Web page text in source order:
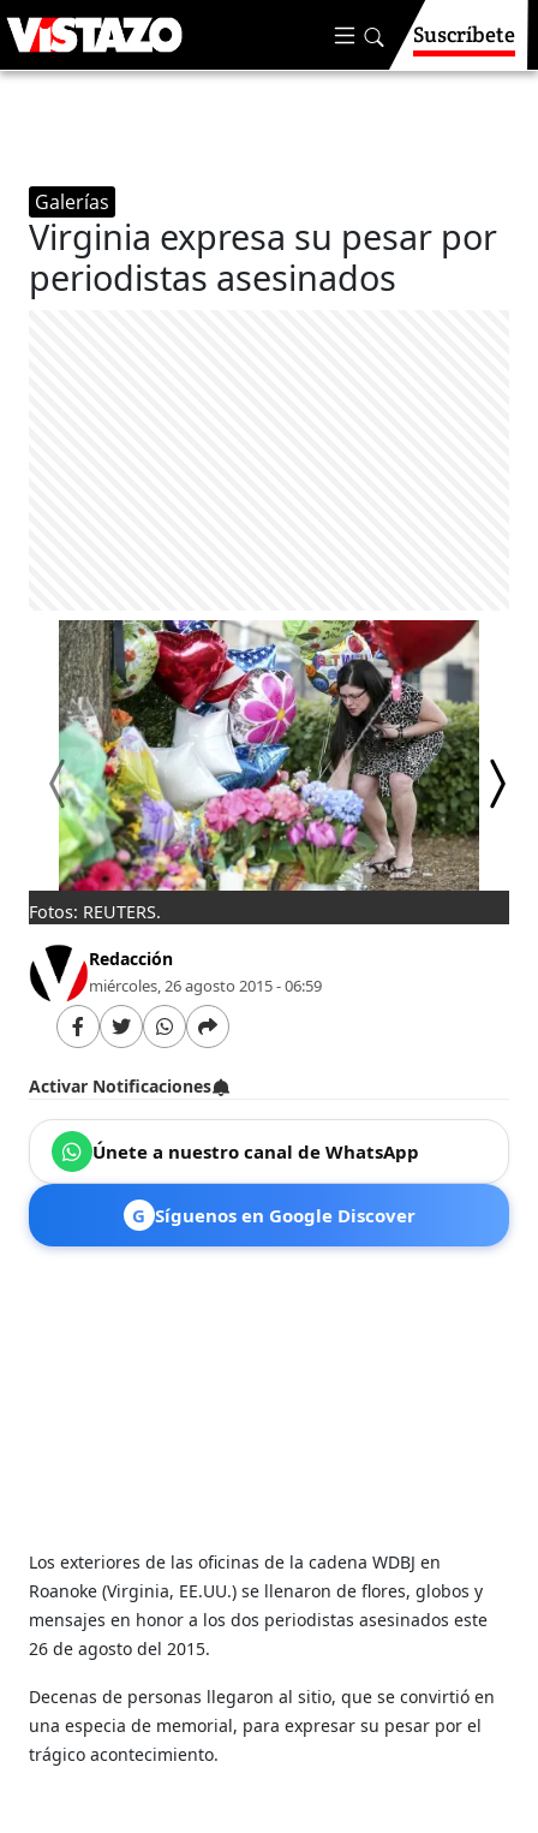
Suscríbete
Galerías
Virginia expresa su pesar por
periodistas asesinados
Fotos: REUTERS.
Redacción
miércoles, 26 agosto 2015 - 06:59
Activar Notificaciones
Únete a nuestro canal de WhatsApp
G Síguenos en Google Discover
Los exteriores de las oficinas de la cadena WDBJ en
Roanoke (Virginia, EE.UU.) se llenaron de flores, globos y
mensajes en honor a los dos periodistas asesinados este
26 de agosto del 2015.
Decenas de personas llegaron al sitio, que se convirtió en
una especia de memorial, para expresar su pesar por el
trágico acontecimiento.